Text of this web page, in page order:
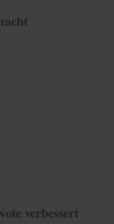
verbessert